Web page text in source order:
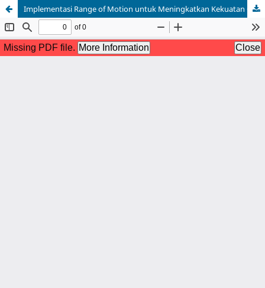
Implementasi Range of Motion untuk Meningkatkan Kekuatan Otot Ekstremitas Pasien Stroke dengan Hambatan Mobilitas Fisik